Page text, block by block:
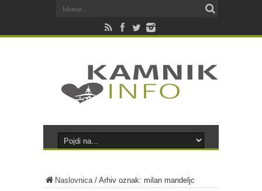
Naslovnica/ Arhiv oznak: milan mandeljc